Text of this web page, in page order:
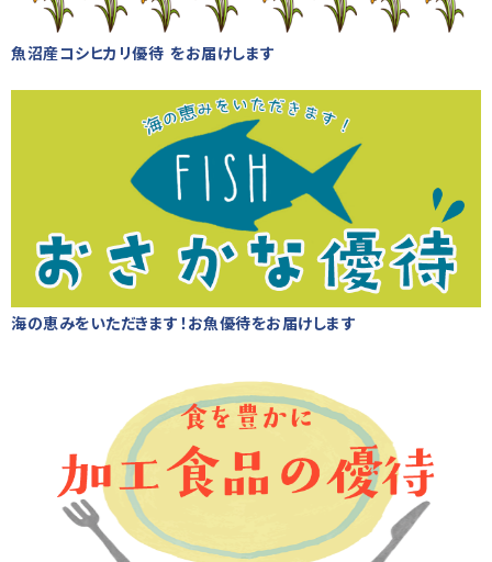
魚沼産コシヒカリ優待 をお届けします
海の恵みをいただきます！お魚優待をお届けします